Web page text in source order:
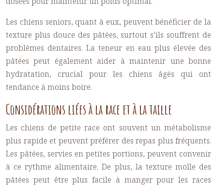
Les chiens seniors, quant à eux, peuvent bénéficier de la
texture plus douce des pâtées, surtout s’ils souffrent de
problèmes dentaires. La teneur en eau plus élevée des
pâtées peut également aider à maintenir une bonne
hydratation, crucial pour les chiens âgés qui ont
tendance à moins boire.
Considérations liées à la race et à la taille
Les chiens de petite race ont souvent un métabolisme
plus rapide et peuvent préférer des repas plus fréquents.
Les pâtées, servies en petites portions, peuvent convenir
à ce rythme alimentaire. De plus, la texture molle des
pâtées peut être plus facile à manger pour les races